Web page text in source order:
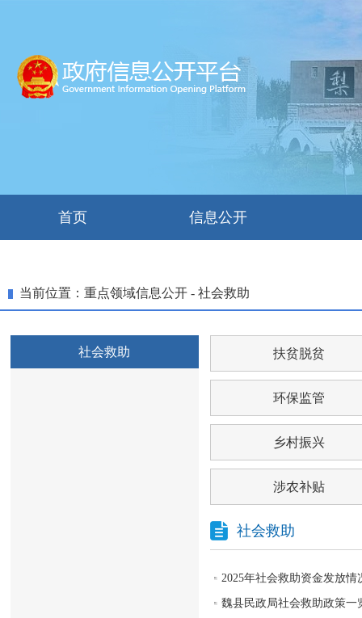
首页 信息公开
当前位置：重点领域信息公开 - 社会救助
社会救助 扶贫脱贫
环保监管
乡村振兴
涉农补贴
社会救助
2025年社会救助资金发放情
魏县民政局社会救助政策一